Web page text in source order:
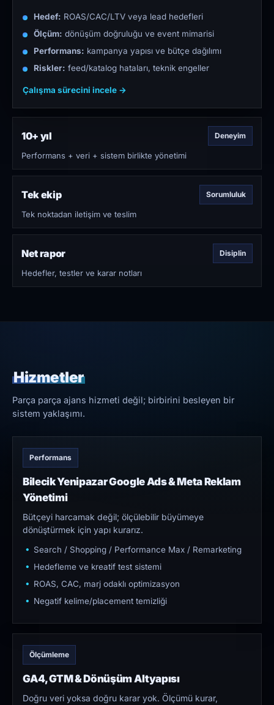
Hedef: ROAS/CAC/LTV veya lead hedefleri
Ölçüm: dönüşüm doğruluğu ve event mimarisi
Performans: kampanya yapısı ve bütçe dağılımı
Riskler: feed/katalog hataları, teknik engeller
Çalışma sürecini incele →
10+ yıl Deneyim
Performans + veri + sistem birlikte yönetimi
Tek ekip Sorumluluk
Tek noktadan iletişim ve teslim
Net rapor Disiplin
Hedefler, testler ve karar notları
Hizmetler
Parça parça ajans hizmeti değil; birbirini besleyen bir
sistem yaklaşımı.
Performans
Bilecik Yenipazar Google Ads & Meta Reklam
Yönetimi
Bütçeyi harcamak değil; ölçülebilir büyümeye
dönüştürmek için yapı kurarız.
Search / Shopping / Performance Max / Remarketing
Hedefleme ve kreatif test sistemi
ROAS, CAC, marj odaklı optimizasyon
Negatif kelime/placement temizliği
Ölçümleme
GA4, GTM & Dönüşüm Altyapısı
Doğru veri yoksa doğru karar yok. Ölçümü kurar,